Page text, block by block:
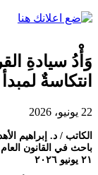
وَأْدُ سيادةِ
انتكاسةٌ
22 يونيو، 2026
الكاتب / د. إبراهيم
باحث في القانون العام
٢١ يونيو ٢٠٢٦